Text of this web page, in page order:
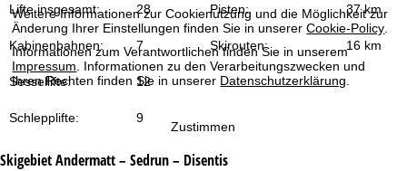
Weitere Informationen zur Cookienutzung und die Möglichkeit zur
Änderung Ihrer Einstellungen finden Sie in unsererCookie-Policy.
Informationen zum Verantwortlichen finden Sie in unserem
Impressum. Informationen zu den Verarbeitungszwecken und
Ihren Rechten finden Sie in unserer Datenschutzerklärung.
Zustimmen
t
e
Lifte insgesamt: 28 Pisten: 37 km
Kabinenbahnen: 7 Skirouten: 16 km
Sessellifte: 12
Schlepplifte: 9
SkigebietAndermatt – Sedrun – Disentis